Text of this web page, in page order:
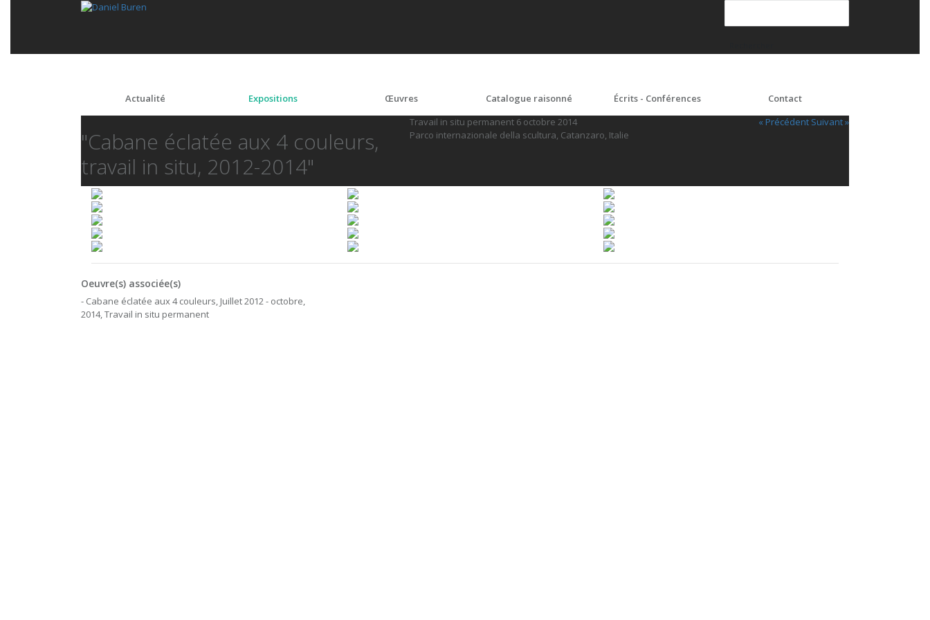
Actualité Expositions Œuvres Catalogue raisonné Écrits - Conférences Contact
"Cabane éclatée aux 4 couleurs,
travail in situ, 2012-2014"
Travail in situ permanent 6 octobre 2014
Parco internazionale della scultura, Catanzaro, Italie
« Précédent Suivant »
Oeuvre(s) associée(s)
- Cabane éclatée aux 4 couleurs, Juillet 2012 - octobre,
2014, Travail in situ permanent